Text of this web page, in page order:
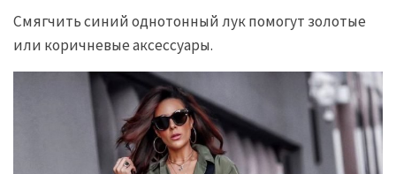
Смягчить синий однотонный лук помогут золотые
или коричневые аксессуары.